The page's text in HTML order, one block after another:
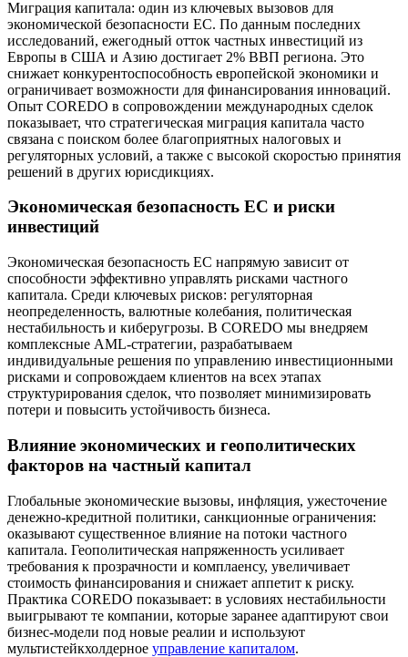
Миграция капитала: один из ключевых вызовов для
экономической безопасности ЕС. По данным последних
исследований, ежегодный отток частных инвестиций из
Европы в США и Азию достигает 2% ВВП региона. Это
снижает конкурентоспособность европейской экономики и
ограничивает возможности для финансирования инноваций.
Опыт COREDO в сопровождении международных сделок
показывает, что стратегическая миграция капитала часто
связана с поиском более благоприятных налоговых и
регуляторных условий, а также с высокой скоростью принятия
решений в других юрисдикциях.
Экономическая безопасность ЕС и риски
инвестиций
Экономическая безопасность ЕС напрямую зависит от
способности эффективно управлять рисками частного
капитала. Среди ключевых рисков: регуляторная
неопределенность, валютные колебания, политическая
нестабильность и киберугрозы. В COREDO мы внедряем
комплексные AML-стратегии, разрабатываем
индивидуальные решения по управлению инвестиционными
рисками и сопровождаем клиентов на всех этапах
структурирования сделок, что позволяет минимизировать
потери и повысить устойчивость бизнеса.
Влияние экономических и геополитических
факторов на частный капитал
Глобальные экономические вызовы, инфляция, ужесточение
денежно-кредитной политики, санкционные ограничения:
оказывают существенное влияние на потоки частного
капитала. Геополитическая напряженность усиливает
требования к прозрачности и комплаенсу, увеличивает
стоимость финансирования и снижает аппетит к риску.
Практика COREDO показывает: в условиях нестабильности
выигрывают те компании, которые заранее адаптируют свои
бизнес-модели под новые реалии и используют
мультистейкхолдерное управление капиталом.